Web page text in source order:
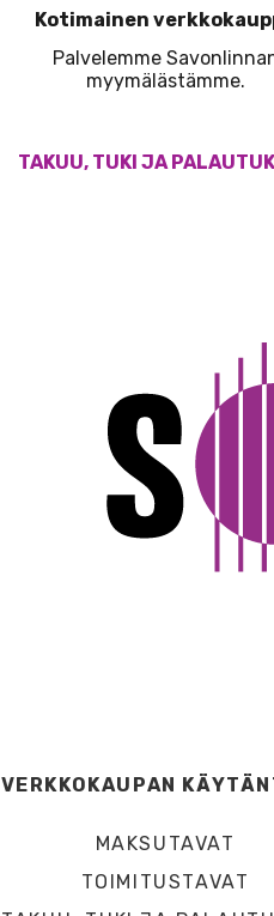
Kotimainen
Palvelemme
myymälästämme.
TAKUU, TUKI JA
VERKKOKAUPAN
MAKSUTAVAT
TOIMITUSTAVAT